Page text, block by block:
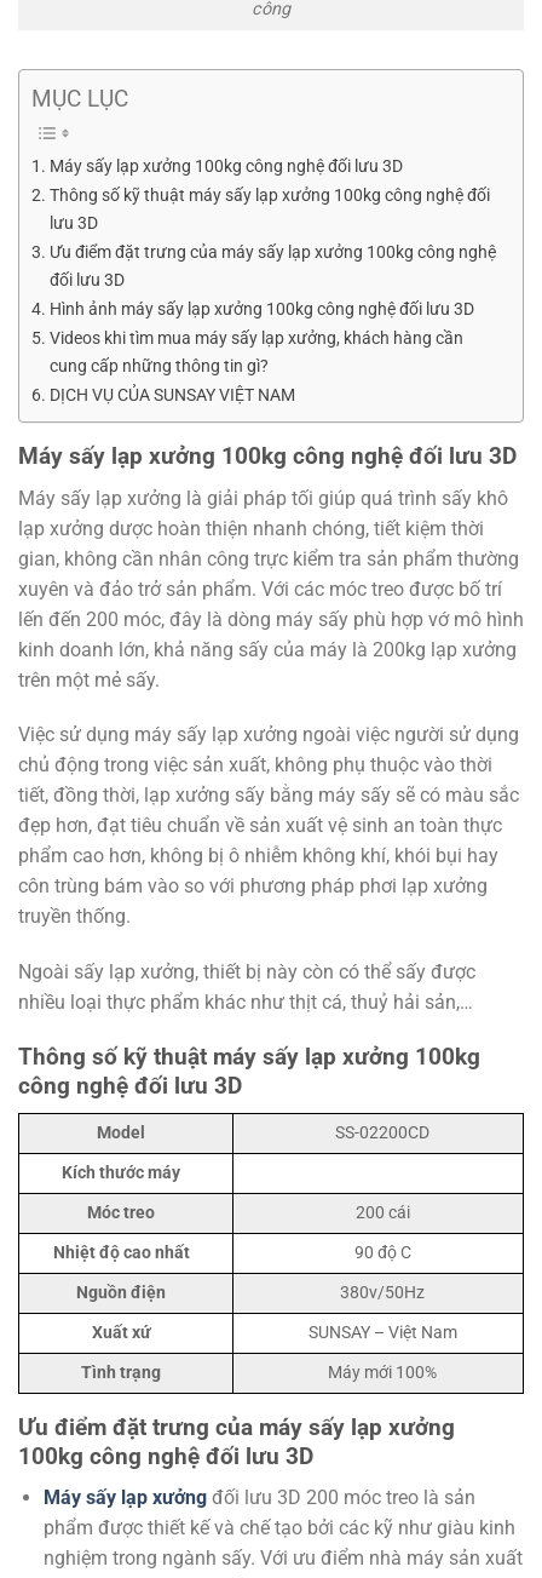
công
MỤC LỤC
Máy sấy lạp xưởng 100kg công nghệ đối lưu 3D
Thông số kỹ thuật máy sấy lạp xưởng 100kg công nghệ đối
lưu 3D
Ưu điểm đặt trưng của máy sấy lạp xưởng 100kg công nghệ
đối lưu 3D
Hình ảnh máy sấy lạp xưởng 100kg công nghệ đối lưu 3D
Videos khi tìm mua máy sấy lạp xưởng, khách hàng cần
cung cấp những thông tin gì?
DỊCH VỤ CỦA SUNSAY VIỆT NAM
Máy sấy lạp xưởng 100kg công nghệ đối lưu 3D
Máy sấy lạp xưởng là giải pháp tối giúp quá trình sấy khô
lạp xưởng dược hoàn thiện nhanh chóng, tiết kiệm thời
gian, không cần nhân công trực kiểm tra sản phẩm thường
xuyên và đảo trở sản phẩm. Với các móc treo được bố trí
lến đến 200 móc, đây là dòng máy sấy phù hợp vớ mô hình
kinh doanh lớn, khả năng sấy của máy là 200kg lạp xưởng
trên một mẻ sấy.
Việc sử dụng máy sấy lạp xưởng ngoài việc người sử dụng
chủ động trong việc sản xuất, không phụ thuộc vào thời
tiết, đồng thời, lạp xưởng sấy bằng máy sấy sẽ có màu sắc
đẹp hơn, đạt tiêu chuẩn về sản xuất vệ sinh an toàn thực
phẩm cao hơn, không bị ô nhiễm không khí, khói bụi hay
côn trùng bám vào so với phương pháp phơi lạp xưởng
truyền thống.
Ngoài sấy lạp xưởng, thiết bị này còn có thể sấy được
nhiều loại thực phẩm khác như thịt cá, thuỷ hải sản,…
Thông số kỹ thuật máy sấy lạp xưởng 100kg
công nghệ đối lưu 3D
Model
SS-02200CD
Kích thước máy
Móc treo
200 cái
Nhiệt độ cao nhất
90 độ C
Nguồn điện
380v/50Hz
Xuất xứ
SUNSAY – Việt Nam
Tình trạng
Máy mới 100%
Ưu điểm đặt trưng của máy sấy lạp xưởng
100kg công nghệ đối lưu 3D
Máy sấy lạp xưởngđối lưu 3D 200 móc treo là sản
phẩm được thiết kế và chế tạo bởi các kỹ như giàu kinh
nghiệm trong ngành sấy. Với ưu điểm nhà máy sản xuất